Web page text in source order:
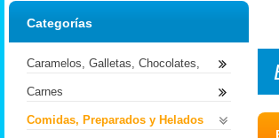
Categorías
Caramelos, Galletas, Chocolates,
Carnes
Comidas, Preparados y Helados